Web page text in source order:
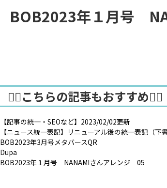
BOB2023年１月号
🤸‍♂️こちらの記事もおすすめ🤸‍♀️
【記事の統一・SEOなど】2023/02/02更新
【ニュース統一表記】リニューアル後の統一表記（下書
BOB2023年3月号メタバースQR
Dupa
BOB2023年１月号 NANAMIさんアレンジ 05